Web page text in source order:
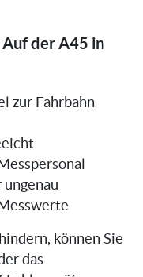
der A45 in
zur Fahrbahn
können Sie
das